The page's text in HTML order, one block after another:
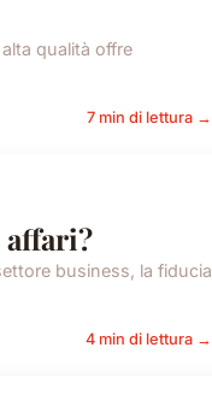
qualità offre
7 min di lettura →
business, la fiducia
4 min di lettura →